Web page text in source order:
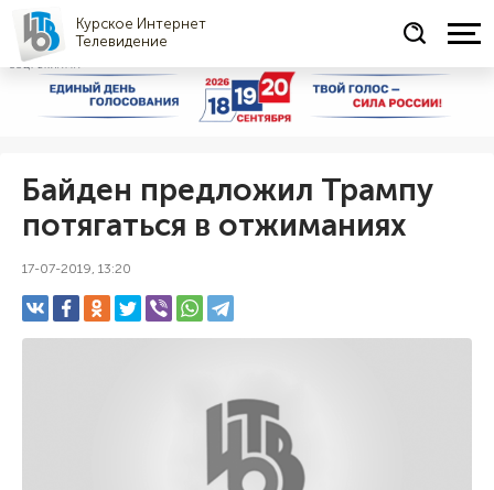
Курское Интернет
Телевидение
СОЦРЕКЛАМА
Байден предложил Трампу
потягаться в отжиманиях
17-07-2019, 13:20